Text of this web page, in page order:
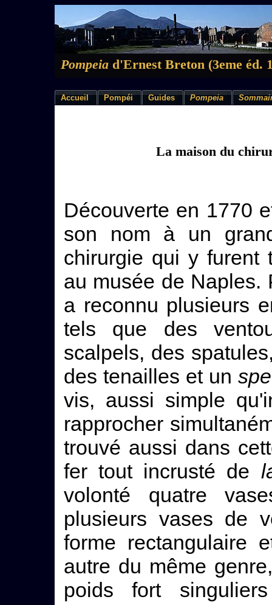
Pompeia d'Ernest Breton (3eme éd.
Accueil Pompéi Guides Pompeia
La maison du
Découverte en 1770
son nom à un
chirurgie qui y furent
au musée de Naples.
a reconnu plusieurs
tels que des
scalpels, des
des tenailles et un
vis, aussi simple
rapprocher
trouvé aussi dans
fer tout incrusté de
volonté quatre
plusieurs vases de
forme rectangulaire
autre du même
poids fort